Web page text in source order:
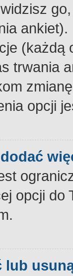
trwania
opcji
opcji
lub